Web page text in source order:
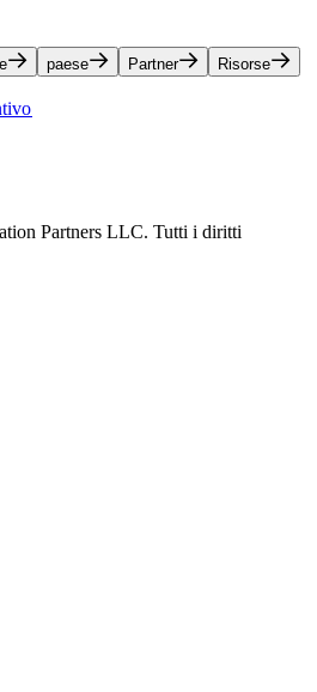
paese​​ Partner​​ Risorse​​
Partners LLC. Tutti i diritti